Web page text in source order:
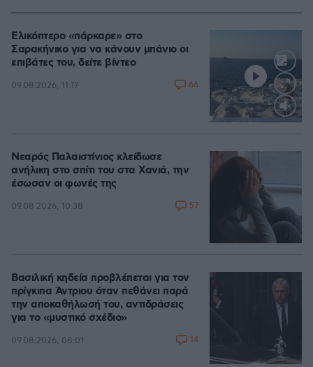
Loaded
Ελικόπτερο «πάρκαρε» στο
Σαρακήνικο για να κάνουν μπάνιο οι
επιβάτες του, δείτε βίντεο
09.08.2026, 11:17 66
Νεαρός Παλαιστίνιος κλείδωσε
ανήλικη στο σπίτι του στα Χανιά, την
έσωσαν οι φωνές της
09.08.2026, 10:38 57
Βασιλική κηδεία προβλέπεται για τον
πρίγκιπα Άντριου όταν πεθάνει παρά
την αποκαθήλωσή του, αντιδράσεις
για το «μυστικό σχέδιο»
09.08.2026, 08:01 14